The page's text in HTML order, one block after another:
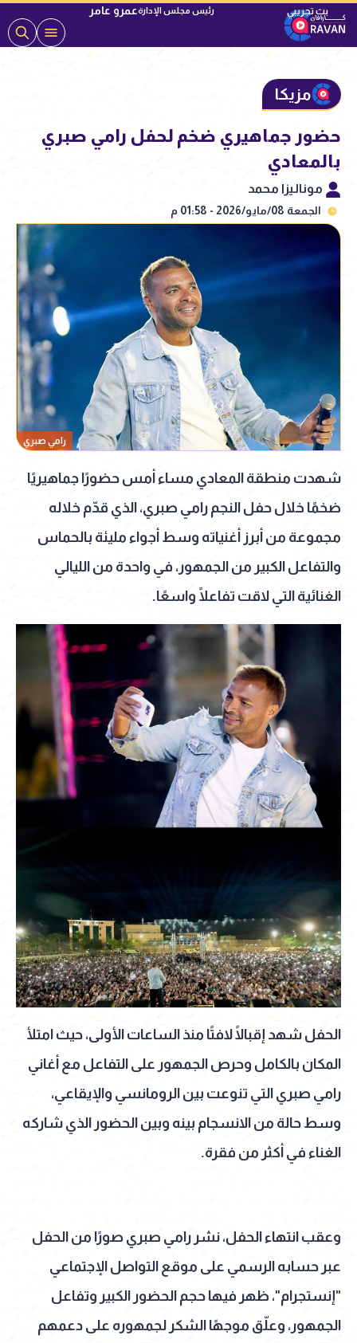
رئيس مجلس الإدارةعمرو عامر
مزيكا
حضور جماهيري ضخم لحفل رامي صبري
بالمعادي
موناليزا محمد
الجمعة 08/مايو/2026 - 01:58 م
رامي صبري
شهدت منطقة المعادي مساء أمس حضورًا جماهيريًا
ضخمًا خلال حفل النجم رامي صبري، الذي قدّم خلاله
مجموعة من أبرز أغنياته وسط أجواء مليئة بالحماس
والتفاعل الكبير من الجمهور، في واحدة من الليالي
الغنائية التي لاقت تفاعلًا واسعًا.
الحفل شهد إقبالًا لافتًا منذ الساعات الأولى، حيث امتلأ
المكان بالكامل وحرص الجمهور على التفاعل مع أغاني
رامي صبري التي تنوعت بين الرومانسي والإيقاعي،
وسط حالة من الانسجام بينه وبين الحضور الذي شاركه
الغناء في أكثر من فقرة.
وعقب انتهاء الحفل، نشر رامي صبري صورًا من الحفل
عبر حسابه الرسمي على موقع التواصل الإجتماعي
"إنستجرام"، ظهر فيها حجم الحضور الكبير وتفاعل
الجمهور، وعلّق موجهًا الشكر لجمهوره على دعمهم